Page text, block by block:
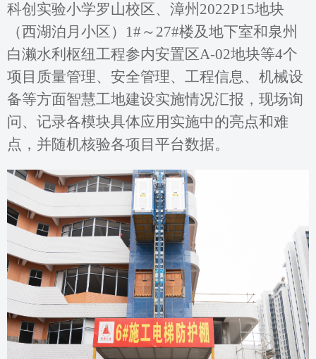
科创实验小学罗山校区、漳州 2022P15地块
（西湖泊月小区）1#～27#楼及地下室和泉州
白濑水利枢纽工程参内安置区A-02地块等4个
项目质量管理、安全管理、工程信息、机械设
备等方面智慧工地建设实施情况汇报，现场询
问、记录各模块具体应用实施中的亮点和难
点，并随机核验各项目平台数据。